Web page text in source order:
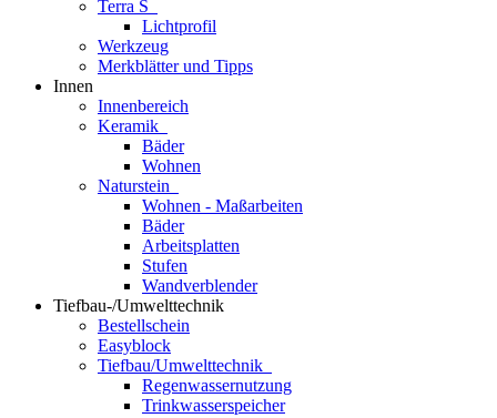
Terra S
Lichtprofil
Werkzeug
Merkblätter und Tipps
Innen
Innenbereich
Keramik
Bäder
Wohnen
Naturstein
Wohnen - Maßarbeiten
Bäder
Arbeitsplatten
Stufen
Wandverblender
Tiefbau-/Umwelttechnik
Bestellschein
Easyblock
Tiefbau/Umwelttechnik
Regenwassernutzung
Trinkwasserspeicher